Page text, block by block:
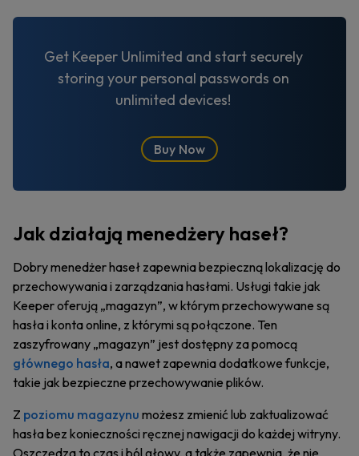
Get Keeper Unlimited and start securely
storing your personal passwords on
unlimited devices!
Buy Now
Jak działają menedżery haseł?
Dobry menedżer haseł zapewnia bezpieczną lokalizację do
przechowywania i zarządzania hasłami. Usługi takie jak
Keeper oferują „magazyn”, w którym przechowywane są
hasła i konta online, z którymi są połączone. Ten
zaszyfrowany „magazyn” jest dostępny za pomocą
głównego hasła, a nawet zapewnia dodatkowe funkcje,
takie jak bezpieczne przechowywanie plików.
Z poziomu magazynu możesz zmienić lub zaktualizować
hasła bez konieczności ręcznej nawigacji do każdej witryny.
Oszczędza to czas i ból głowy, a także zapewnia, że nie